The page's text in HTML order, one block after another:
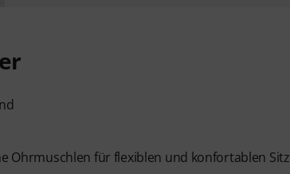
Ohrmuschlen für flexiblen und konfortablen Sitz